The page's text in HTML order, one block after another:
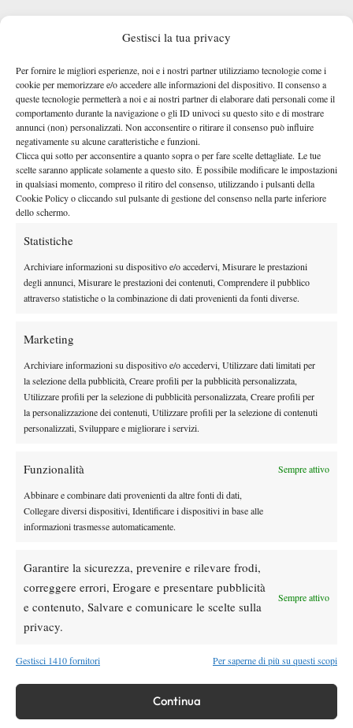
Gestisci la tua privacy
Per fornire le migliori esperienze, noi e i nostri partner utilizziamo tecnologie come i
cookie per memorizzare e/o accedere alle informazioni del dispositivo. Il consenso a
queste tecnologie permetterà a noi e ai nostri partner di elaborare dati personali come il
comportamento durante la navigazione o gli ID univoci su questo sito e di mostrare
annunci (non) personalizzati. Non acconsentire o ritirare il consenso può influire
negativamente su alcune caratteristiche e funzioni.
Clicca qui sotto per acconsentire a quanto sopra o per fare scelte dettagliate. Le tue
scelte saranno applicate solamente a questo sito. È possibile modificare le impostazioni
in qualsiasi momento, compreso il ritiro del consenso, utilizzando i pulsanti della
Cookie Policy o cliccando sul pulsante di gestione del consenso nella parte inferiore
dello schermo.
Statistiche
Archiviare informazioni su dispositivo e/o accedervi, Misurare le prestazioni
degli annunci, Misurare le prestazioni dei contenuti, Comprendere il pubblico
attraverso statistiche o la combinazione di dati provenienti da fonti diverse.
Marketing
Archiviare informazioni su dispositivo e/o accedervi, Utilizzare dati limitati per
la selezione della pubblicità, Creare profili per la pubblicità personalizzata,
Utilizzare profili per la selezione di pubblicità personalizzata, Creare profili per
la personalizzazione dei contenuti, Utilizzare profili per la selezione di contenuti
personalizzati, Sviluppare e migliorare i servizi.
Funzionalità Sempre attivo
Abbinare e combinare dati provenienti da altre fonti di dati,
Collegare diversi dispositivi, Identificare i dispositivi in base alle
informazioni trasmesse automaticamente.
Garantire la sicurezza, prevenire e rilevare frodi,
correggere errori, Erogare e presentare pubblicità
e contenuto, Salvare e comunicare le scelte sulla
privacy.
Sempre attivo
Gestisci 1410 fornitori Per saperne di più su questi scopi
Continua
Avanza agliottaviCerundolo – reduce dall’eliminazione al
secondo turno del Masters 1000 di Madrid contro Luciano
Darderi – e incontrerà il vincente del match traArnaboldie
Arnaldi. Si allunga a quattro laserie negativa
all’esordio nell’ATP 250 di Marrakech (6-2 6-3 da Muller), nel
Challenger di Madrid (6-4 6-3 da Rodioov) e nel Masters 1000 di
Madrid (6-4 7-6 da Moller). Alla decima partita in carriera contro
un Top 100 ATP, il palermitano è andato vicino ad eguagliare la
sua vittoria più prestigiosa, che risale al Masters 1000 di Miami
2025 contro Comesana, allora numero 67 del mondo.
DI TENDENZA
Atp News
Masters 1000 Montreal 2026: programma,
orario e ordine di gioco venerdì 7 agosto.
Masters 1000 Montreal 2026: Darderi
rimonta Shang e vola agli ottavi
Masters 1000 Montreal 2026: medical time
out per Shang contro Darderi
WTA 1000 Toronto 2026: pioggia pesante,